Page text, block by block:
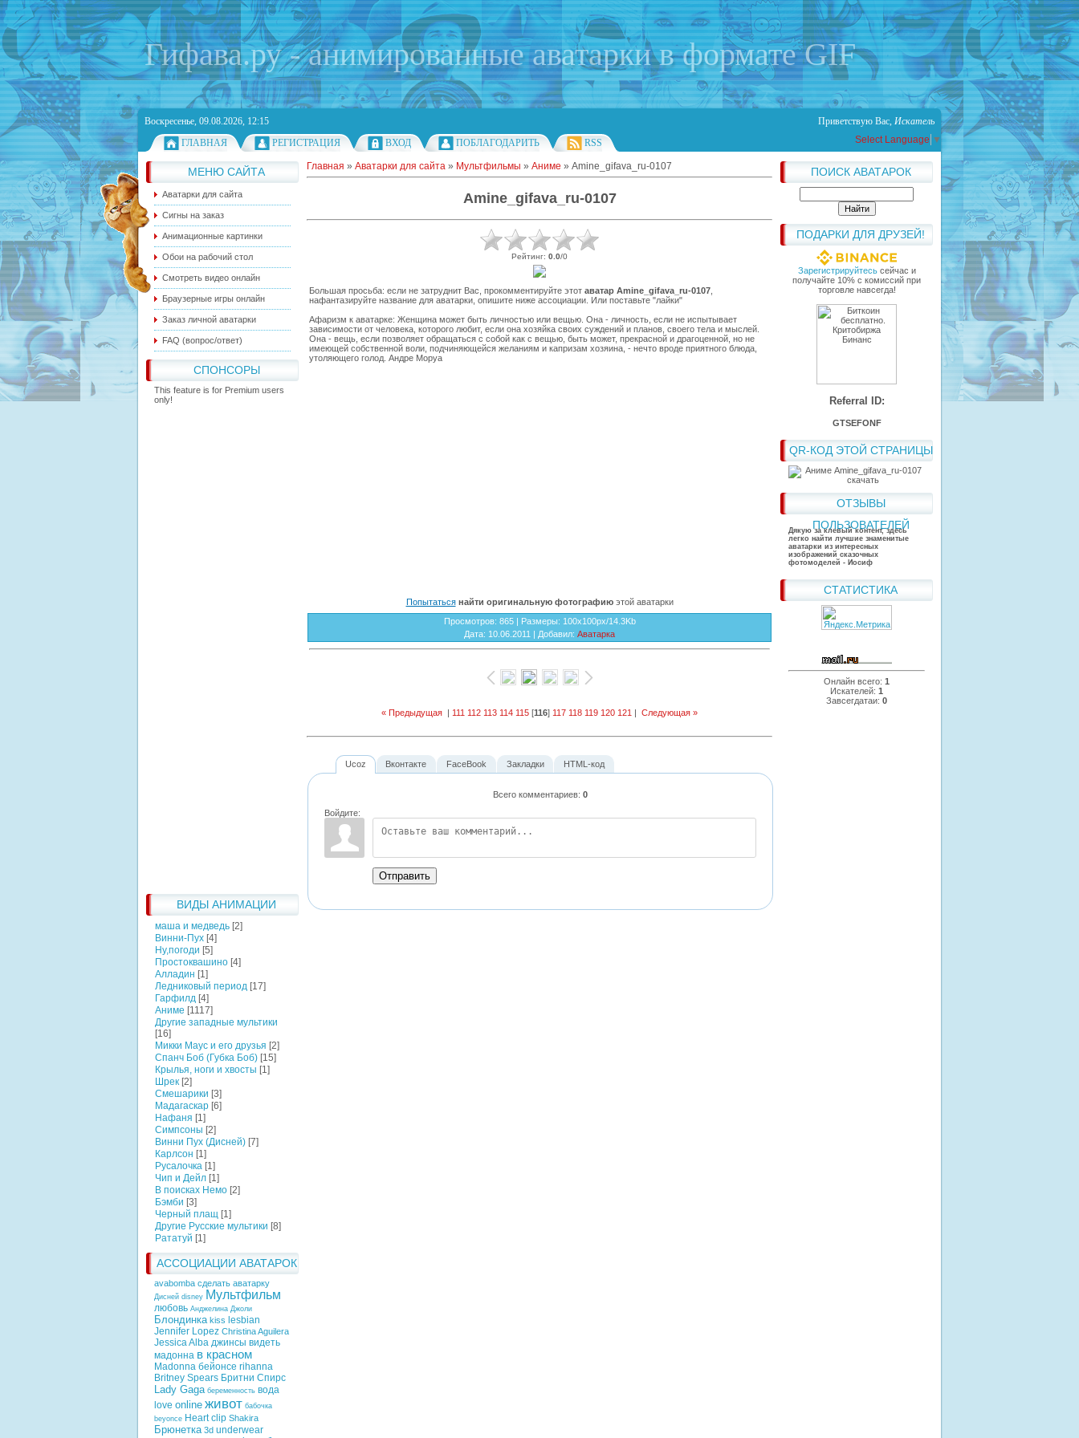
Гифава.ру - анимированные аватарки в формате GIF
Воскресенье, 09.08.2026, 12:15 Приветствую Вас, Искатель
ГЛАВНАЯ
РЕГИСТРАЦИЯ ВХОД ПОБЛАГОДАРИТЬ RSS Select Language ▼
МЕНЮ САЙТА
Аватарки для сайта
Сигны на заказ
Анимационные картинки
Обои на рабочий стол
Смотреть видео онлайн
Браузерные игры онлайн
Заказ личной аватарки
FAQ (вопрос/ответ)
СПОНСОРЫ
This feature is for Premium users
only!
ВИДЫ АНИМАЦИИ
маша и медведь [2]
Винни-Пух [4]
Ну,погоди [5]
Простоквашино [4]
Алладин [1]
Ледниковый период [17]
Гарфилд [4]
Аниме [1117]
Другие западные мультики
[16]
Микки Маус и его друзья [2]
Спанч Боб (Губка Боб) [15]
Крылья, ноги и хвосты [1]
Шрек [2]
Смешарики [3]
Мадагаскар [6]
Нафаня [1]
Симпсоны [2]
Винни Пух (Дисней) [7]
Карлсон [1]
Русалочка [1]
Чип и Дейл [1]
В поисках Немо [2]
Бэмби [3]
Черный плащ [1]
Другие Русские мультики [8]
Рататуй [1]
АССОЦИАЦИИ АВАТАРОК
avabomba сделать аватарку
Дисней disney Мультфильм
любовь Анджелина Джоли
Блондинка kiss lesbian
Jennifer Lopez Christina Aguilera
Jessica Alba джинсы видеть
мадонна в красном
Madonna бейонсе rihanna
Britney Spears Бритни Спирс
Lady Gaga беременность вода
love online живот бабочка
beyonce Heart clip Shakira
Брюнетка 3d underwear
ПОИСК АВАТАРОК
ПОДАРКИ ДЛЯ ДРУЗЕЙ!
Зарегистрируйтесьсейчас и
получайте 10% с комиссий при
торговле навсегда!
Referral ID:
GTSEFONF
QR-КОД ЭТОЙ СТРАНИЦЫ
ОТЗЫВЫ
ПОЛЬЗОВАТЕЛЕЙ
Дякую за клевый контент, здесь
легко найти лучшие знаменитые
аватарки из интересных
изображений сказочных
фотомоделей - Иосиф
СТАТИСТИКА
Онлайн всего: 1
Искателей: 1
Завсегдатаи: 0
Главная » Аватарки для сайта » Мультфильмы » Аниме » Amine_gifava_ru-0107
Amine_gifava_ru-0107
Рейтинг: 0.0/0
Большая просьба: если не затруднит Вас, прокомментируйте этот аватар Amine_gifava_ru-0107
нафантазируйте название для аватарки, опишите ниже ассоциации. Или поставьте "лайки"
Афаризм к аватарке: Женщина может быть личностью или вещью. Она - личность, если не испытывает
зависимости от человека, которого любит, если она хозяйка своих суждений и планов, своего тела и мыслей.
Она - вещь, если позволяет обращаться с собой как с вещью, быть может, прекрасной и драгоценной, но не
имеющей собственной воли, подчиняющейся желаниям и капризам хозяина, - нечто вроде приятного блюда,
утоляющего голод. Андре Моруа
Попытаться найти оригинальную фотографиюэтой аватарки
Просмотров: 865 | Размеры: 100x100px/14.3Kb
Дата: 10.06.2011 | Добавил: Аватарка
« Предыдущая | 111 112 113 114 115 [116] 117 118 119 120 121 | Следующая »
Ucoz
Всего комментариев: 0
Войдите:
Отправить
Вконтакте FaceBook Закладки HTML-код